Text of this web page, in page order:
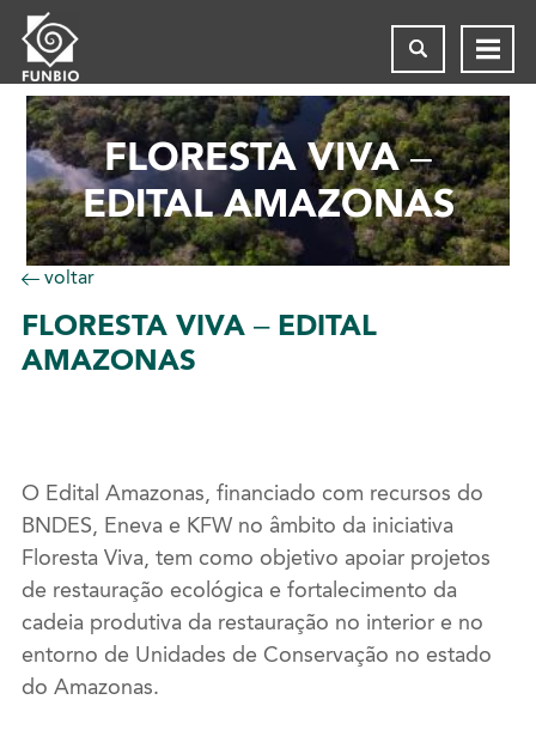
FLORESTA VIVA –
EDITAL AMAZONAS
voltar
FLORESTAVIVA – EDITAL
AMAZONAS
O Edital Amazonas, financiado com recursos do
BNDES, Eneva e KFW no âmbito da iniciativa
Floresta Viva, tem como objetivo apoiar projetos
de restauração ecológica e fortalecimento da
cadeia produtiva da restauração no interior e no
entorno de Unidades de Conservação no estado
do Amazonas.